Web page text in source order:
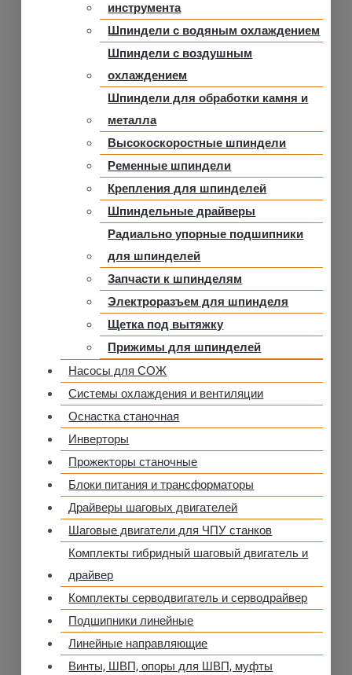
инструмента
Шпиндели с водяным охлаждением
Шпиндели с воздушным
охлаждением
Шпиндели для обработки камня и
металла
Высокоскоростные шпиндели
Ременные шпиндели
Крепления для шпинделей
Шпиндельные драйверы
Радиально упорные подшипники
для шпинделей
Запчасти к шпинделям
Электроразъем для шпинделя
Щетка под вытяжку
Прижимы для шпинделей
Насосы для СОЖ
Системы охлаждения и вентиляции
Оснастка станочная
Инверторы
Прожекторы станочные
Блоки питания и трансформаторы
Драйверы шаговых двигателей
Шаговые двигатели для ЧПУ станков
Комплекты гибридный шаговый двигатель и
драйвер
Комплекты серводвигатель и серводрайвер
Подшипники линейные
Линейные направляющие
Винты, ШВП, опоры для ШВП, муфты